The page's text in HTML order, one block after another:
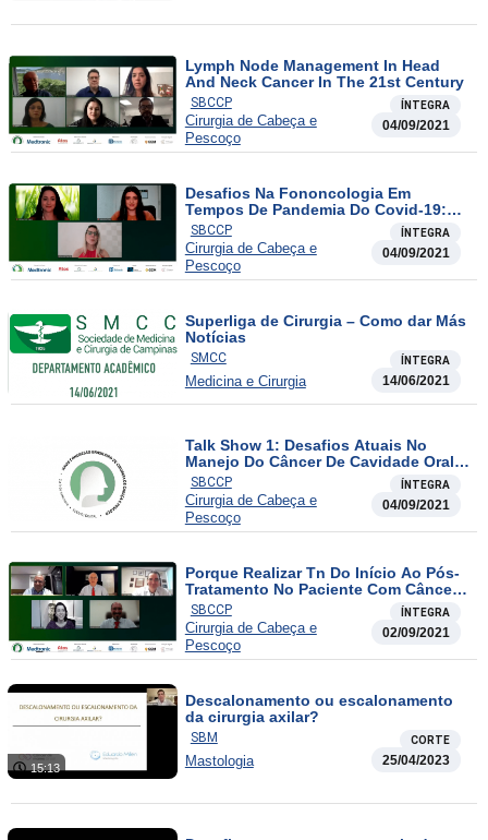
Lymph Node Management In Head
And Neck Cancer In The 21st Century
SBCCP ÍNTEGRA
Cirurgia de Cabeça e
Pescoço
04/09/2021
Desafios Na Fononcologia Em
Tempos De Pandemia Do Covid-19:
Onde Estamos E Para Onde Vamos?
SBCCP ÍNTEGRA
Cirurgia de Cabeça e
Pescoço
04/09/2021
Superliga de Cirurgia – Como dar Más
Notícias
SMCC ÍNTEGRA
Medicina e Cirurgia 14/06/2021
Talk Show 1: Desafios Atuais No
Manejo Do Câncer De Cavidade Oral E
Orofaringe
SBCCP ÍNTEGRA
Cirurgia de Cabeça e
Pescoço
04/09/2021
Porque Realizar Tn Do Início Ao Pós-
Tratamento No Paciente Com Câncer
De Cabeça E Pescoço?
SBCCP ÍNTEGRA
Cirurgia de Cabeça e
Pescoço
02/09/2021
15:13
Descalonamento ou escalonamento
da cirurgia axilar?
SBM CORTE
Mastologia 25/04/2023